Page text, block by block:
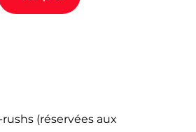
(réservées aux